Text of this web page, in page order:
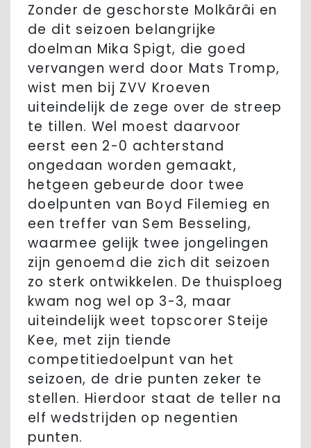
Zonder de geschorste Molkârâi en
de dit seizoen belangrijke
doelman Mika Spigt, die goed
vervangen werd door Mats Tromp,
wist men bij ZVV Kroeven
uiteindelijk de zege over de streep
te tillen. Wel moest daarvoor
eerst een 2-0 achterstand
ongedaan worden gemaakt,
hetgeen gebeurde door twee
doelpunten van Boyd Filemieg en
een treffer van Sem Besseling,
waarmee gelijk twee jongelingen
zijn genoemd die zich dit seizoen
zo sterk ontwikkelen. De thuisploeg
kwam nog wel op 3-3, maar
uiteindelijk weet topscorer Steije
Kee, met zijn tiende
competitiedoelpunt van het
seizoen, de drie punten zeker te
stellen. Hierdoor staat de teller na
elf wedstrijden op negentien
punten.